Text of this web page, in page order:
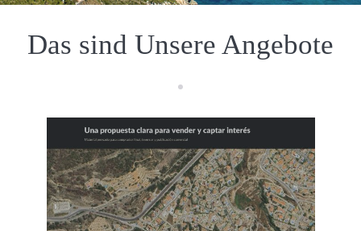
Das sind Unsere Angebote